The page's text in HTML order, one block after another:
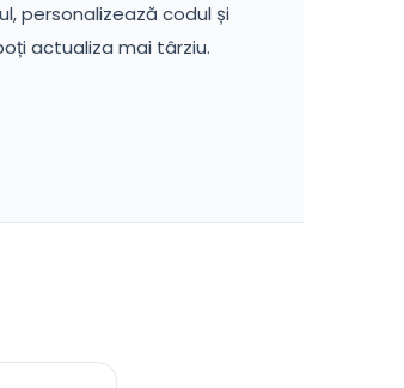
personalizează codul și
actualiza mai târziu.